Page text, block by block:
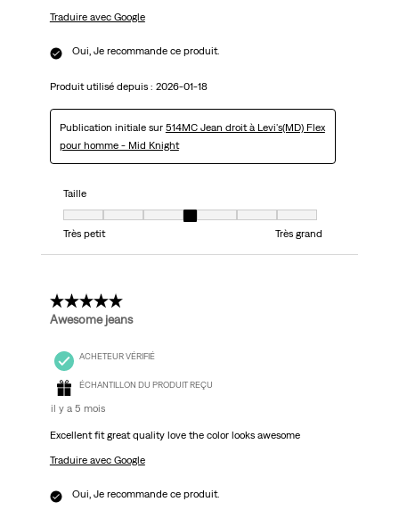
Traduire avec Google
Oui, Je recommande ce produit.
Produit utilisé depuis : 2026-01-18
Publication initiale sur 514MC Jean droit à Levi's(MD) Flex
pour homme - Mid Knight
Taille
Taille, 4 sur 7, où 1 est égal à Très petit et 7 est égal à Très grand
Très petit
Très grand
5 étoile(s) sur 5.
Awesome jeans
ACHETEUR VÉRIFIÉ
ÉCHANTILLON DU PRODUIT REÇU
il y a 5 mois
Excellent fit great quality love the color looks awesome
Traduire avec Google
Oui, Je recommande ce produit.